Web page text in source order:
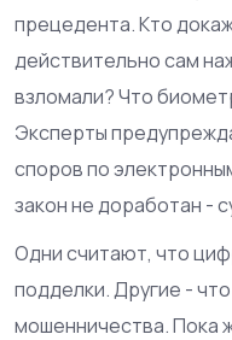
прецедента. Кто
действительно сам
взломали? Что
Эксперты
споров по
закон не доработан -
Одни считают, что
подделки. Другие -
мошенничества. Пока